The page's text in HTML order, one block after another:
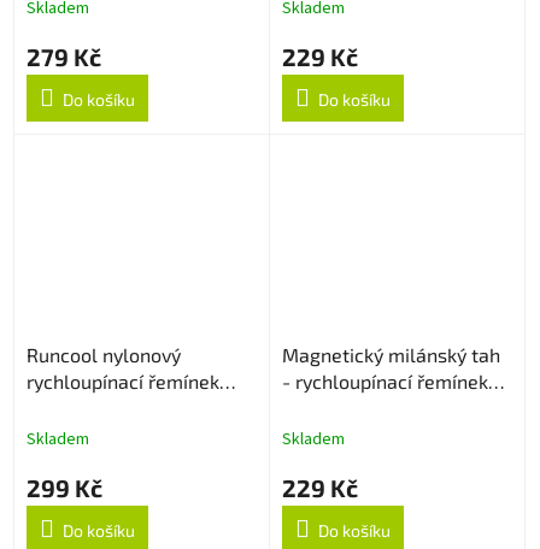
Skladem
279 Kč
Do košíku
Skladem
229 Kč
Do košíku
Runcool nylonový
rychloupínací řemínek
Skladem
299 Kč
Do košíku
Magnetický milánský tah
- rychloupínací řemínek
Skladem
229 Kč
Do košíku